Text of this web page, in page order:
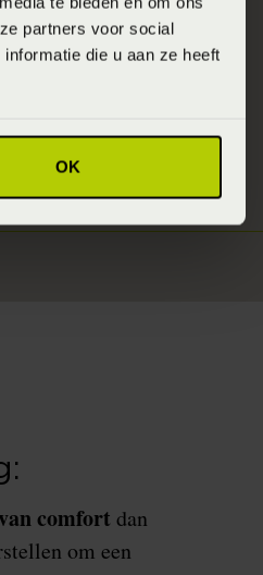
partners voor social
die u aan ze heeft
OK
helemaal
droombed te
comfort dan
om een